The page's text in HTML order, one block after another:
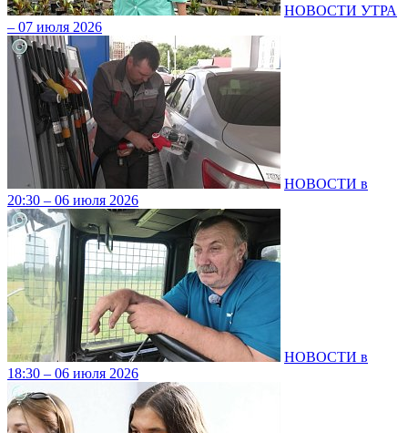
НОВОСТИ УТРА
– 07 июля 2026
НОВОСТИ в
20:30 – 06 июля 2026
НОВОСТИ в
18:30 – 06 июля 2026